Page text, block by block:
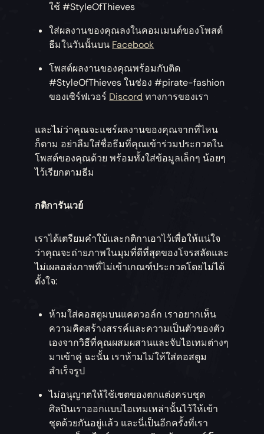
ใช้ #StyleOfThieves
ใส่ผลงานของคุณลงในคอมเมนต์ของโพสต์
ธีมในวันนั้นบน Facebook
โพสต์ผลงานของคุณพร้อมกับติด
#StyleOfThieves ในช่อง #pirate-fashion
ของเซิร์ฟเวอร์ Discord ทางการของเรา
และไม่ว่าคุณจะแชร์ผลงานของคุณจากที่ไหน
ก็ตาม อย่าลืมใส่ชื่อธีมที่คุณเข้าร่วมประกวดใน
โพสต์ของคุณด้วย พร้อมทั้งใส่ข้อมูลเล็กๆ น้อยๆ
ไว้เรียกตามธีม
กติการันเวย์
เราได้เตรียมคำใบ้และกติกาเอาไว้เพื่อให้แน่ใจ
ว่าคุณจะถ่ายภาพในมุมที่ดีที่สุดของโจรสลัดและ
ไม่เผลอส่งภาพที่ไม่เข้าเกณฑ์ประกวดโดยไม่ได้
ตั้งใจ:
ห้ามใส่คอสตูมบนแคตวอล์ก เราอยากเห็น
ความคิดสร้างสรรค์และความเป็นตัวของตัว
เองจากวิธีที่คุณผสมผสานและจับไอเทมต่างๆ
มาเข้าคู่ ฉะนั้น เราห้ามไม่ให้ใส่คอสตูม
สำเร็จรูป
ไม่อนุญาตให้ใช้เซตของตกแต่งครบชุด
ศิลปินเราออกแบบไอเทมเหล่านั้นไว้ให้เข้า
ชุดด้วยกันอยู่แล้ว และนี่เป็นอีกครั้งที่เรา